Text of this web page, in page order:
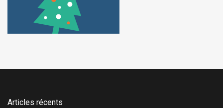
Articles récents